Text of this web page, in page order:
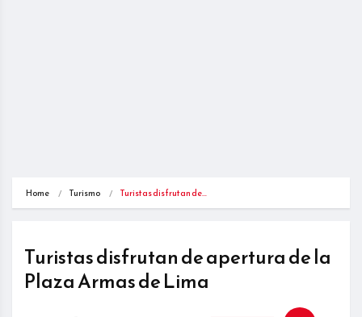
Home Turismo Turistas disfrutan de…
Turistas disfrutan de apertura de la
Plaza Armas de Lima